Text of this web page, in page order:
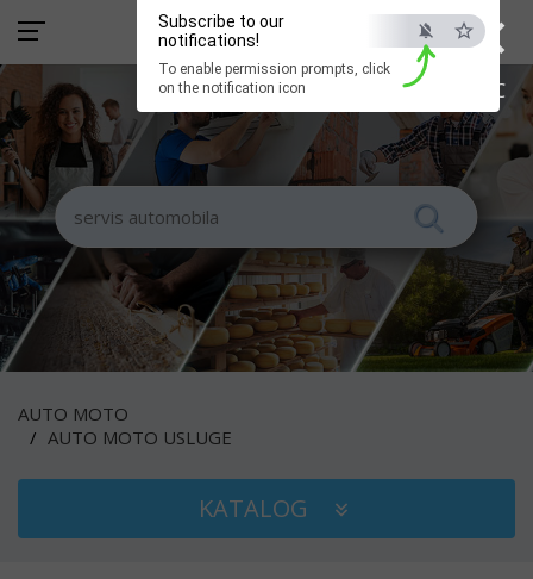
×
ESC
Subscribe to our
notifications!
To enable permission prompts, click
on the notification icon
AUTO MOTO
AUTO MOTO USLUGE
KATALOG